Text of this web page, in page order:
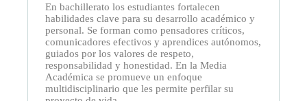
En bachillerato los estudiantes fortalecen
habilidades clave para su desarrollo académico y
personal. Se forman como pensadores críticos,
comunicadores efectivos y aprendices autónomos,
guiados por los valores de respeto,
responsabilidad y honestidad. En la Media
Académica se promueve un enfoque
multidisciplinario que les permite perfilar su